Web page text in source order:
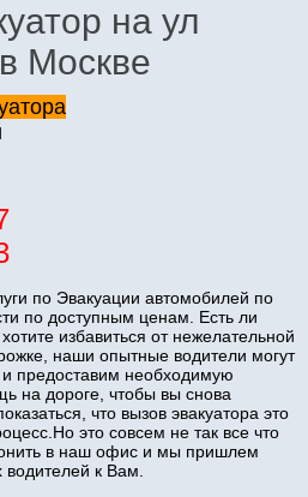
на ул
Москве
по Эвакуации автомобилей по
по доступным ценам. Есть ли
избавиться от нежелательной
наши опытные водители могут
предоставим необходимую
на дороге, чтобы вы снова
что вызов эвакуатора это
это совсем не так все что
в наш офис и мы пришлем
к Вам.